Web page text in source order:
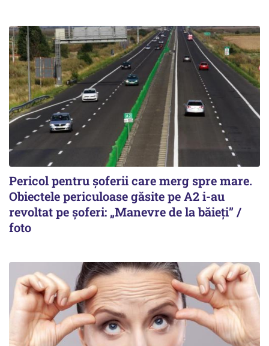
Pericol pentru șoferii care merg spre mare.
Obiectele periculoase găsite pe A2 i-au
revoltat pe șoferi: „Manevre de la băieți” /
foto